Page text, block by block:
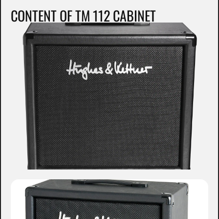
CONTENT OF TM 112 CABINET